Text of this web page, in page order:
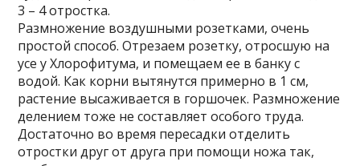
3 – 4 отростка.
Размножение воздушными розетками, очень
простой способ. Отрезаем розетку, отросшую на
усе у Хлорофитума, и помещаем ее в банку с
водой. Как корни вытянутся примерно в 1 см,
растение высаживается в горшочек. Размножение
делением тоже не составляет особого труда.
Достаточно во время пересадки отделить
отростки друг от друга при помощи ножа так,